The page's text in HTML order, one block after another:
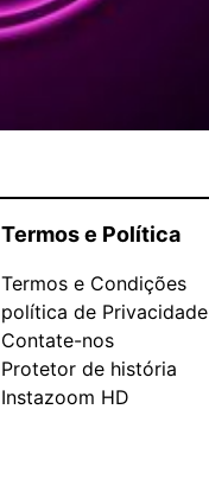
Termos e Política
Termos e Condições
política de Privacidade
Contate-nos
Protetor de história
Instazoom HD